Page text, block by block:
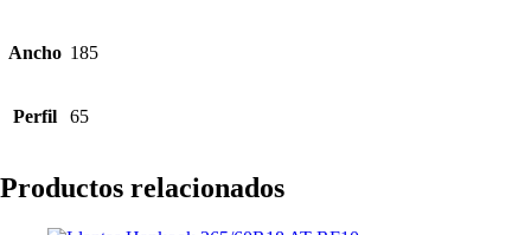
Ancho 185
Perfil 65
Productos relacionados